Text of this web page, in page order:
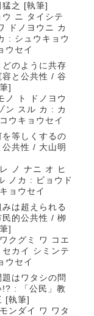
之 [執筆]
ウ ニ タイシテ
ドノヨウニ カ
: シュウキョウ
ウセイ
のように共存
と公共性 / 谷
]
ノ ト ドノヨウ
ン スル カ : カ
ウキョウセイ
等しくするの
共性 / 大山明
ノ ナニ オ ヒ
ノカ : ビョウド
ョウセイ
は超えられる
的公共性 / 栁
]
クグミ ワ コエ
カイ シミンテ
ウセイ
はワタシの問
!? : 「公民」教
[執筆]
ンダイ ワ ワタ